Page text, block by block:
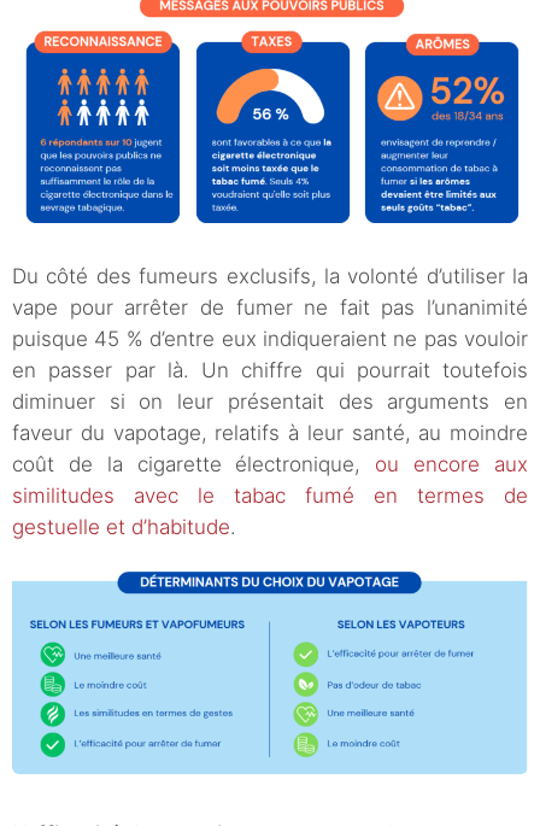
Du côté des fumeurs exclusifs, la volonté d’utiliser la
vape pour arrêter de fumer ne fait pas l’unanimité
puisque 45 % d’entre eux indiqueraient ne pas vouloir
en passer par là. Un chiffre qui pourrait toutefois
diminuer si on leur présentait des arguments en
faveur du vapotage, relatifs à leur santé, au moindre
coût de la cigarette électronique, ou encore aux
similitudes avec le tabac fumé en termes de
gestuelle et d’habitude.